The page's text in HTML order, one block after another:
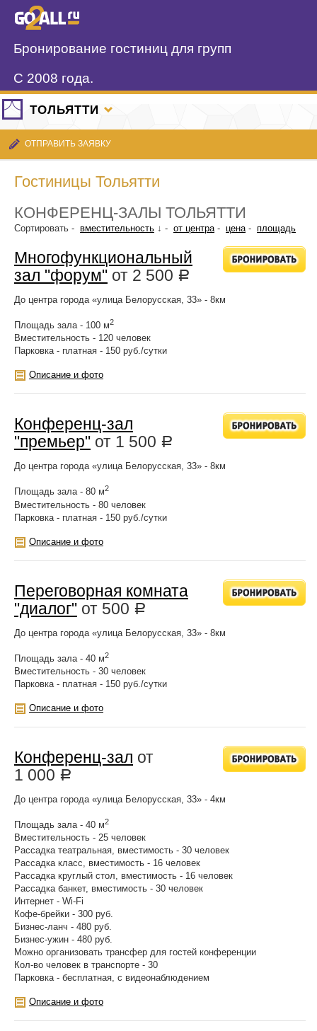
Бронирование гостиниц для групп
С 2008 года.
ТОЛЬЯТТИ
ОТПРАВИТЬ ЗАЯВКУ
Гостиницы Тольятти
КОНФЕРЕНЦ-ЗАЛЫ ТОЛЬЯТТИ
Сортировать - вместительность ↓ - от центра - цена - площадь
Многофункциональный
зал "форум" от 2 500 Р
До центра города «улица Белорусская, 33» - 8км
Площадь зала - 100 м2
Вместительность - 120 человек
Парковка - платная - 150 руб./сутки
Описание и фото
Конференц-зал
"премьер" от 1 500 Р
До центра города «улица Белорусская, 33» - 8км
Площадь зала - 80 м2
Вместительность - 80 человек
Парковка - платная - 150 руб./сутки
Описание и фото
Переговорная комната
"диалог" от 500 Р
До центра города «улица Белорусская, 33» - 8км
Площадь зала - 40 м2
Вместительность - 30 человек
Парковка - платная - 150 руб./сутки
Описание и фото
Конференц-зал от
1 000 Р
До центра города «улица Белорусская, 33» - 4км
Площадь зала - 40 м2
Вместительность - 25 человек
Рассадка театральная, вместимость - 30 человек
Рассадка класс, вместимость - 16 человек
Рассадка круглый стол, вместимость - 16 человек
Рассадка банкет, вместимость - 30 человек
Интернет - Wi-Fi
Кофе-брейки - 300 руб.
Бизнес-ланч - 480 руб.
Бизнес-ужин - 480 руб.
Можно организовать трансфер для гостей конференции
Кол-во человек в транспорте - 30
Парковка - бесплатная, с видеонаблюдением
Описание и фото